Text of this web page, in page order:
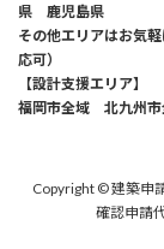
県 鹿児島県
その他エリアはお気
応可）
【設計支援エリア】
福岡市全域 北九州
Copyright © 建築申
確認申請